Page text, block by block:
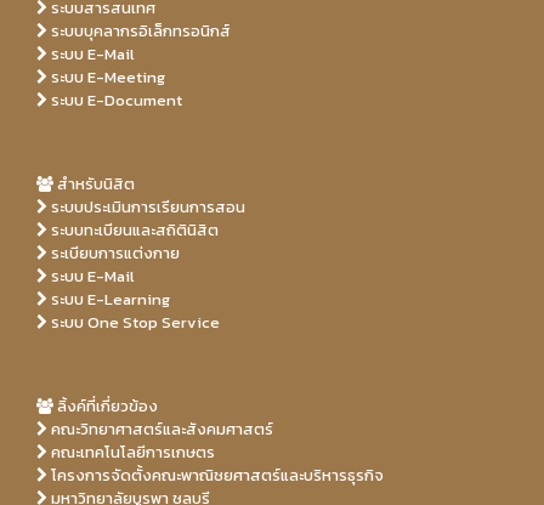
ระบบสารสนเทศ
ระบบบุคลากรอิเล็กทรอนิกส์
ระบบ E-Mail
ระบบ E-Meeting
ระบบ E-Document
สำหรับนิสิต
ระบบประเมินการเรียนการสอน
ระบบทะเบียนและสถิตินิสิต
ระเบียบการแต่งกาย
ระบบ E-Mail
ระบบ E-Learning
ระบบ One Stop Service
video
Porn
tube
clips
Hot
clips
videos
Adult
sex
film
xpornpalace.com
video
Adult
porn
film
Free
Sex
clips
Free
porn
tube
hotmomsteen.xyz
xssn.net
Free
sex
film
clips
hotporntub.info
sextresss.xyz
xvideosporn.club
nesaporns.xyz
clips
clips
ลิ้งค์ที่เกี่ยวข้อง
คณะวิทยาศาสตร์และสังคมศาสตร์
คณะเทคโนโลยีการเกษตร
โครงการจัดตั้งคณะพาณิชยศาสตร์และบริหารธุรกิจ
มหาวิทยาลัยบูรพา ชลบุรี